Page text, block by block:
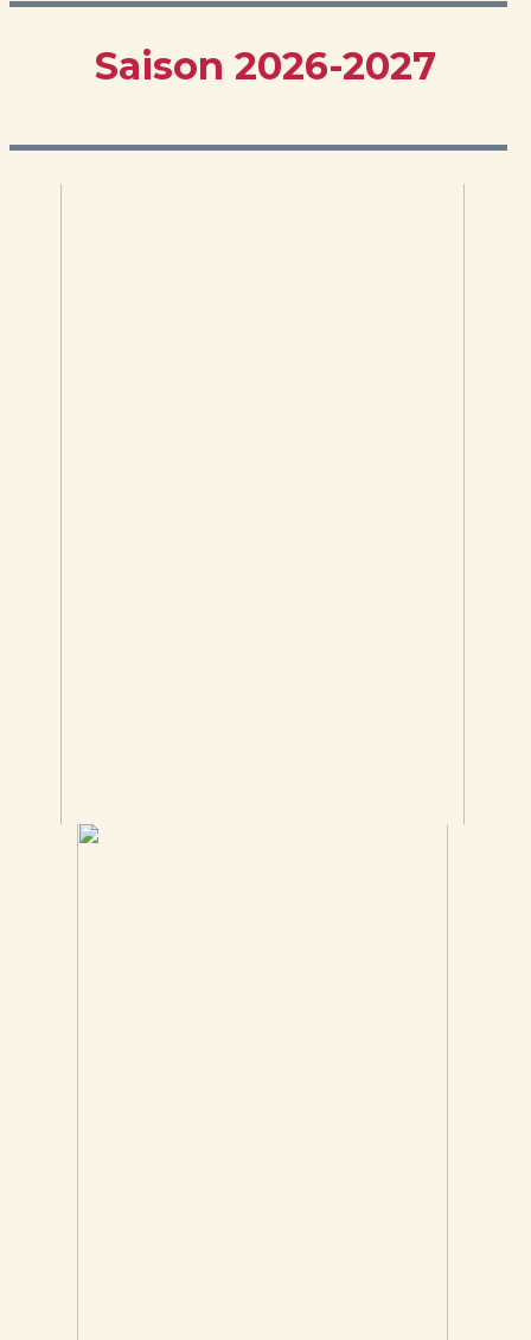
Saison 2026-2027